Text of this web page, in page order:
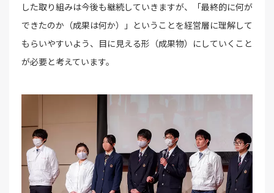
した取り組みは今後も継続していきますが、「最終的に何が
できたのか（成果は何か）」ということを経営層に理解して
もらいやすいよう、目に見える形（成果物）にしていくこと
が必要と考えています。